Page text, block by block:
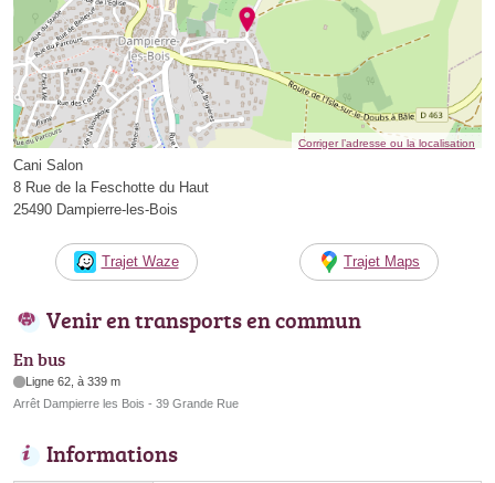
Corriger l’adresse ou la localisation
Cani Salon
8 Rue de la Feschotte du Haut
25490 Dampierre-les-Bois
Trajet Waze Trajet Maps
Venir en transports en commun
En bus
Ligne 62, à 339 m
Arrêt Dampierre les Bois - 39 Grande Rue
Informations